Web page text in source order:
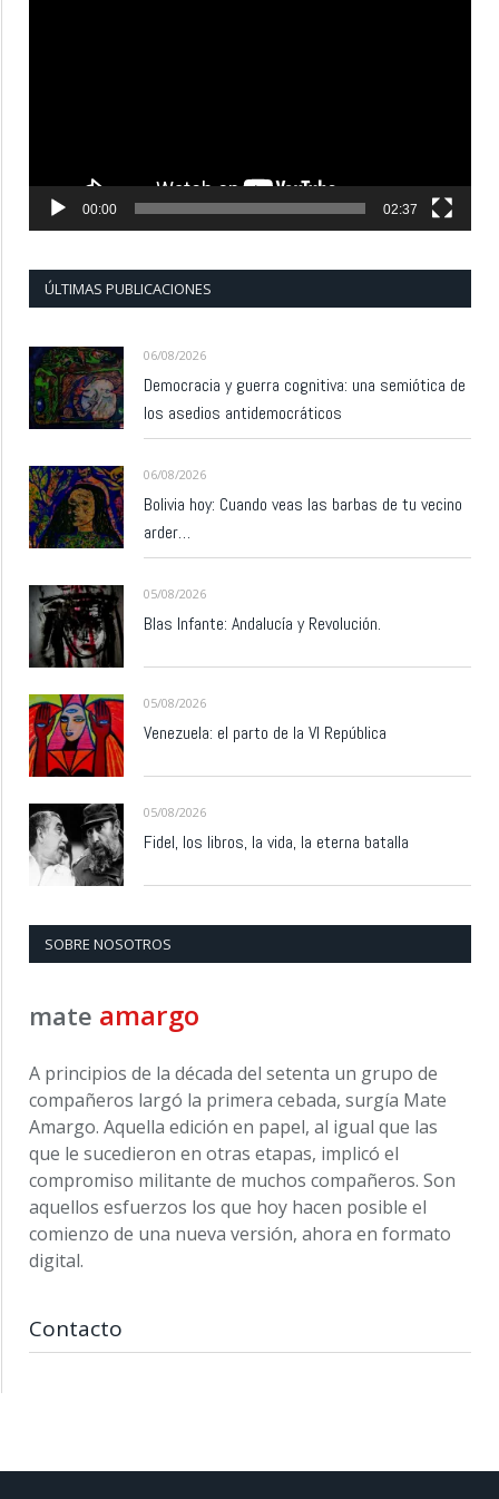
00:00 02:37
ÚLTIMAS PUBLICACIONES
06/08/2026
Democracia y guerra cognitiva: una semiótica de
los asedios antidemocráticos
06/08/2026
Bolivia hoy: Cuando veas las barbas de tu vecino
arder…
05/08/2026
Blas Infante: Andalucía y Revolución.
05/08/2026
Venezuela: el parto de la VI República
05/08/2026
Fidel, los libros, la vida, la eterna batalla
SOBRE NOSOTROS
mate amargo
A principios de la década del setenta un grupo de
compañeros largó la primera cebada, surgía Mate
Amargo. Aquella edición en papel, al igual que las
que le sucedieron en otras etapas, implicó el
compromiso militante de muchos compañeros. Son
aquellos esfuerzos los que hoy hacen posible el
comienzo de una nueva versión, ahora en formato
digital.
Contacto